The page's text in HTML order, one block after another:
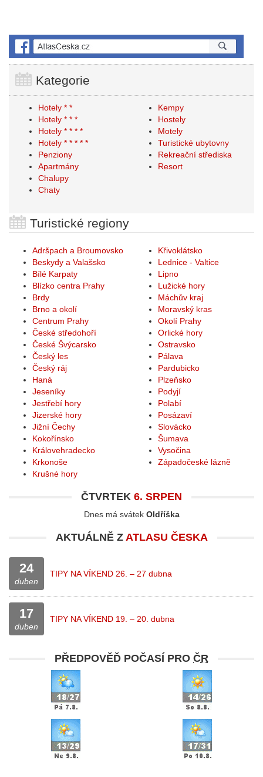
Kategorie
Hotely * *
Hotely * * *
Hotely * * * *
Hotely * * * * *
Penziony
Apartmány
Chalupy
Chaty
Kempy
Hostely
Motely
Turistické ubytovny
Rekreační střediska
Resort
Turistické regiony
Adršpach a Broumovsko
Beskydy a Valašsko
Bílé Karpaty
Blízko centra Prahy
Brdy
Brno a okolí
Centrum Prahy
České středohoří
České Švýcarsko
Český les
Český ráj
Haná
Jeseníky
Jestřebí hory
Jizerské hory
Jižní Čechy
Kokořínsko
Královehradecko
Krkonoše
Krušné hory
Křivoklátsko
Lednice - Valtice
Lipno
Lužické hory
Máchův kraj
Moravský kras
Okolí Prahy
Orlické hory
Ostravsko
Pálava
Pardubicko
Plzeňsko
Podyjí
Polabí
Posázaví
Slovácko
Šumava
Vysočina
Západočeské lázně
ČTVRTEK 6. SRPEN
Dnes má svátek Oldříška
AKTUÁLNĚ Z ATLASU ČESKA
24
duben
TIPY NA VÍKEND 26. – 27 dubna
17
duben
TIPY NA VÍKEND 19. – 20. dubna
PŘEDPOVĚĎ POČASÍ PRO ČR